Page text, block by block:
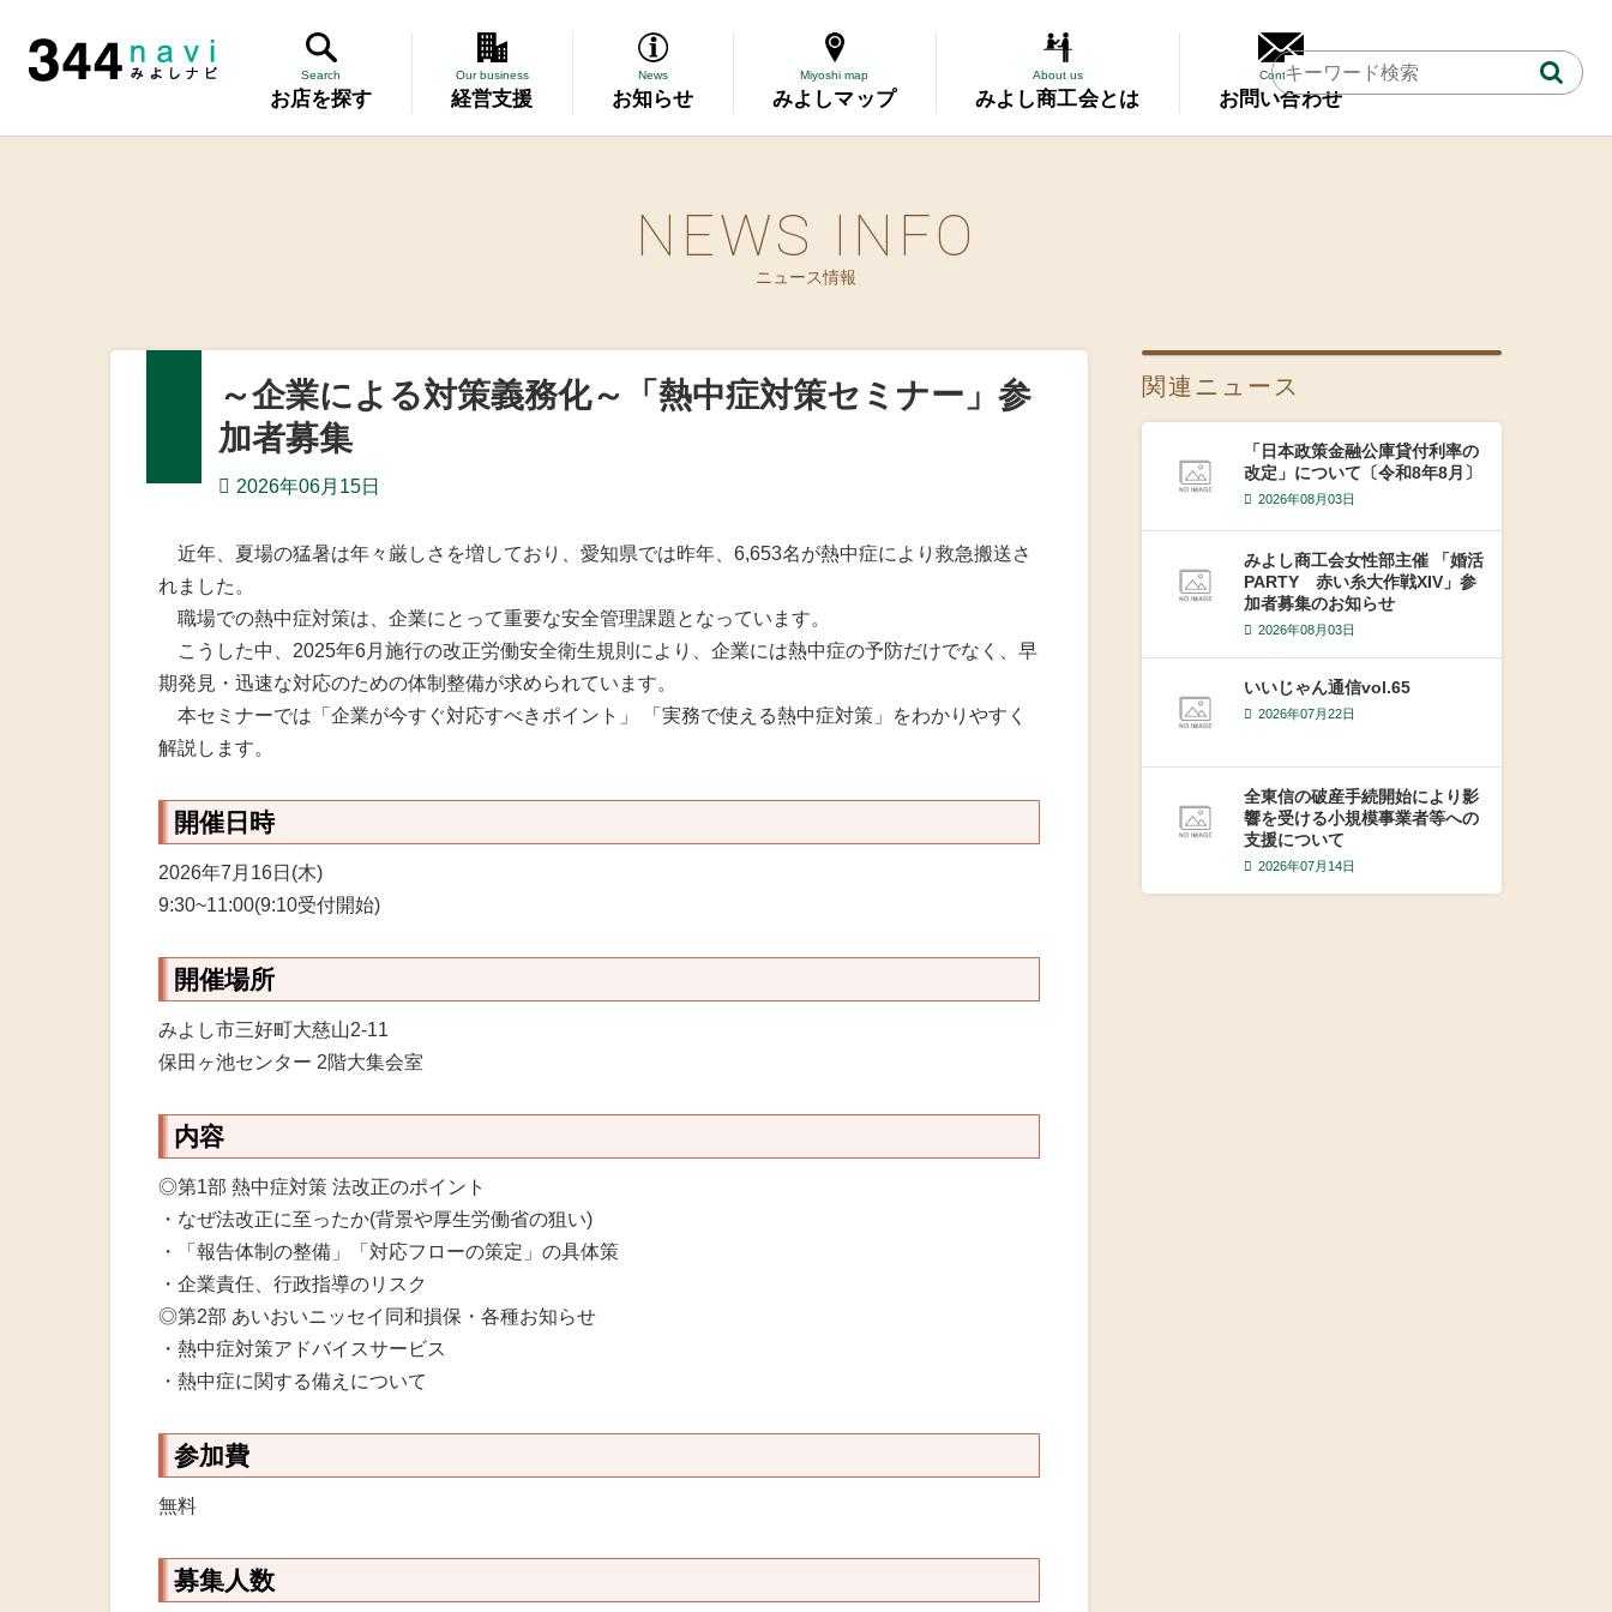
344 Navi
Search
お店を探す
Our business
経営支援
労働保険事務委託
火災共済制度
中小企業共済制度
小規模企業共済制度
特定退職金共済制度
News
お知らせ
Miyoshi map
みよしマップ
About us
みよし商工会とは
Contact
お問い合わせ
NEWS INFO
ニュース情報
～企業による対策義務化～「熱中症対策セミナー」参
加者募集
2026年06月15日
近年、夏場の猛暑は年々厳しさを増しており、愛知県では昨年、6,653名が熱中症により救急搬送さ
れました。
職場での熱中症対策は、企業にとって重要な安全管理課題となっています。
こうした中、2025年6月施行の改正労働安全衛生規則により、企業には熱中症の予防だけでなく、早
期発見・迅速な対応のための体制整備が求められています。
本セミナーでは「企業が今すぐ対応すべきポイント」 「実務で使える熱中症対策」をわかりやすく
解説します。
開催日時
2026年7月16日(木)
9:30~11:00(9:10受付開始)
開催場所
みよし市三好町大慈山2-11
保田ヶ池センター 2階大集会室
内容
◎第1部 熱中症対策 法改正のポイント
・なぜ法改正に至ったか(背景や厚生労働省の狙い)
・「報告体制の整備」「対応フローの策定」の具体策
・企業責任、行政指導のリスク
◎第2部 あいおいニッセイ同和損保・各種お知らせ
・熱中症対策アドバイスサービス
・熱中症に関する備えについて
参加費
無料
募集人数
関連ニュース
「日本政策金融公庫貸付利率の
改定」について〔令和8年8月〕
2026年08月03日
みよし商工会女性部主催 「婚活
PARTY 赤い糸大作戦XIV」参
加者募集のお知らせ
2026年08月03日
いいじゃん通信vol.65
2026年07月22日
全東信の破産手続開始により影
響を受ける小規模事業者等への
支援について
2026年07月14日